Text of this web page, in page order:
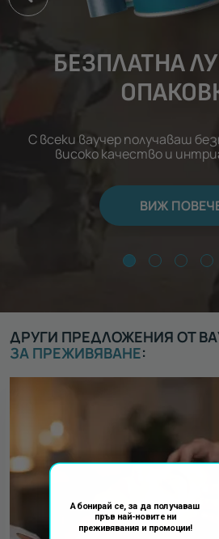
БЕЗПЛАТНА
С всеки ваучер получаваш
високо качество и
ВИЖ
ДРУГИ ПРЕДЛОЖЕНИЯ ОТ
ЗА ПРЕЖИВЯВАНЕ:
Абонирай се, за да получаваш
пръв най-новите ни
преживявания и промоции!